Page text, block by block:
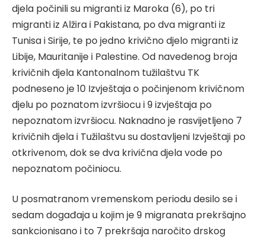
djela počinili su migranti iz Maroka (6), po tri
migranti iz Alžira i Pakistana, po dva migranti iz
Tunisa i Sirije, te po jedno krivično djelo migranti iz
Libije, Mauritanije i Palestine. Od navedenog broja
krivičnih djela Kantonalnom tužilaštvu TK
podneseno je 10 Izvještaja o počinjenom krivičnom
djelu po poznatom izvršiocu i 9 izvještaja po
nepoznatom izvršiocu. Naknadno je rasvijetljeno 7
krivičnih djela i Tužilaštvu su dostavljeni Izvještaji po
otkrivenom, dok se dva krivična djela vode po
nepoznatom počiniocu.
U posmatranom vremenskom periodu desilo se i
sedam događaja u kojim je 9 migranata prekršajno
sankcionisano i to 7 prekršaja naročito drskog